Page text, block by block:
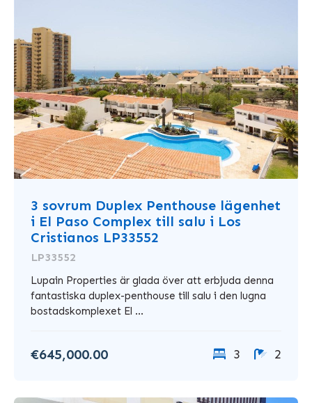
3 sovrum Duplex Penthouse lägenhet
i El Paso Complex till salu i Los
Cristianos LP33552
LP33552
Lupain Properties är glada över att erbjuda denna
fantastiska duplex-penthouse till salu i den lugna
bostadskomplexet El ...
€645,000.00 3 2